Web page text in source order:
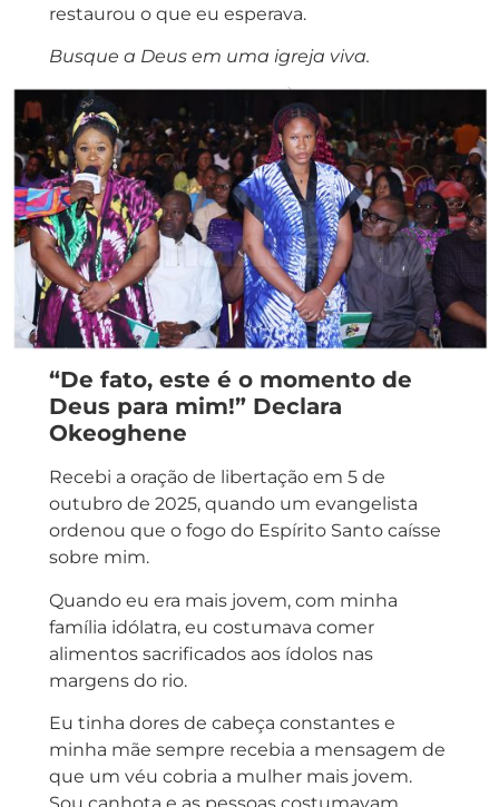
restaurou o que eu esperava.
Busque a Deus em uma igreja viva.
“De fato, este é o momento de
Deus para mim!” Declara
Okeoghene
Recebi a oração de libertação em 5 de
outubro de 2025, quando um evangelista
ordenou que o fogo do Espírito Santo caísse
sobre mim.
Quando eu era mais jovem, com minha
família idólatra, eu costumava comer
alimentos sacrificados aos ídolos nas
margens do rio.
Eu tinha dores de cabeça constantes e
minha mãe sempre recebia a mensagem de
que um véu cobria a mulher mais jovem.